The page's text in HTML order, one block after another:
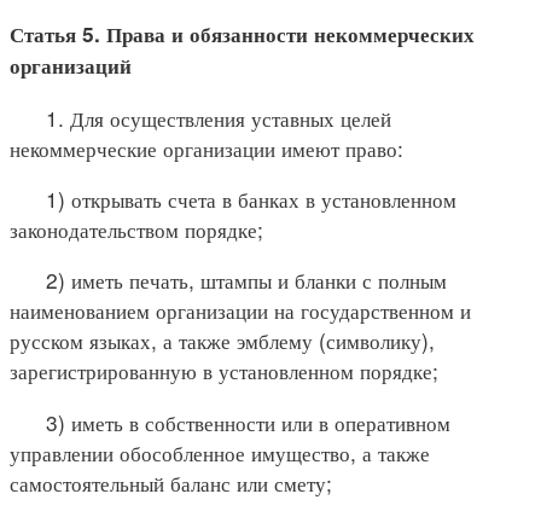
Статья 5. Права и обязанности некоммерческих
организаций
1. Для осуществления уставных целей
некоммерческие организации имеют право:
1) открывать счета в банках в установленном
законодательством порядке;
2) иметь печать, штампы и бланки с полным
наименованием организации на государственном и
русском языках, а также эмблему (символику),
зарегистрированную в установленном порядке;
3) иметь в собственности или в оперативном
управлении обособленное имущество, а также
самостоятельный баланс или смету;